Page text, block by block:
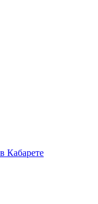
Кабарете